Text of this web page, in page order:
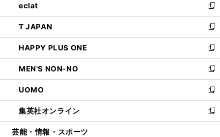
く
で
開
く
ド
ウ
で
開
く
ィ
ン
ド
ウ
で
開
く
い
ウ
ィ
ン
ド
ウ
で
開
く
eclat
新
し
い
ウ
ィ
ン
ド
ウ
で
開
く
T JAPAN
新
し
い
ウ
ィ
ン
ド
ウ
で
開
HAPPY PLUS ONE
新
し
い
ウ
ィ
ン
ド
ウ
MEN'S NON-NO
新
し
い
ウ
ィ
ン
UOMO
新
し
い
ウ
集英社オンライン
新
し
芸能・情報・スポーツ